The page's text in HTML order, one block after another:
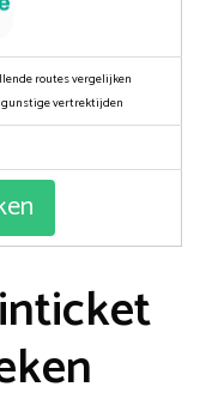
routes vergelijken
gunstige vertrektijden